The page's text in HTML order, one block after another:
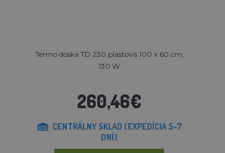
Termo doska TD 230 plastová 100 x 60 cm,
130 W
260,46€
CENTRÁLNY SKLAD (EXPEDÍCIA 5-7
DNÍ)